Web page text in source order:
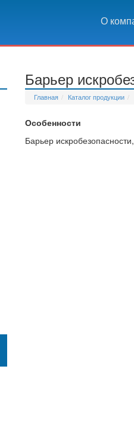
О
Барьер
Главная Каталог продукции
Особенности
Барьер